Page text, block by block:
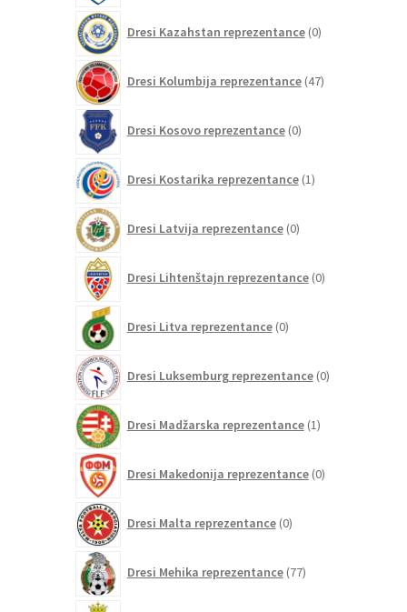
Dresi Kazahstan reprezentance 0izdelkov
Dresi Kolumbija reprezentance 47izdelkov
Dresi Kosovo reprezentance 0izdelkov
Dresi Kostarika reprezentance 1izdelek
Dresi Latvija reprezentance 0izdelkov
Dresi Lihtenštajn reprezentance 0izdelkov
Dresi Litva reprezentance 0izdelkov
Dresi Luksemburg reprezentance 0izdelkov
Dresi Madžarska reprezentance 1izdelek
Dresi Makedonija reprezentance 0izdelkov
Dresi Malta reprezentance 0izdelkov
Dresi Mehika reprezentance 77izdelkov